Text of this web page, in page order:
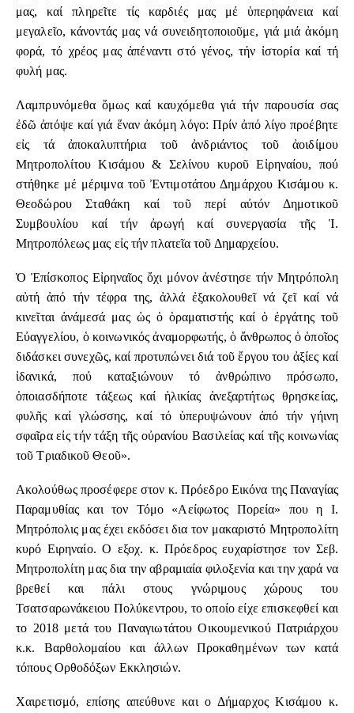
μας, καί πληρεῖτε τίς καρδιές μας μέ ὑπερηφάνεια καί
μεγαλεῖο, κάνοντάς μας νά συνειδητοποιοῦμε, γιά μιά ἀκόμη
φορά, τό χρέος μας ἀπέναντι στό γένος, τήν ἰστορία καί τή
φυλή μας.
Λαμπρυνόμεθα ὅμως καί καυχόμεθα γιά τήν παρουσία σας
ἐδῶ ἀπόψε καί γιά ἕναν ἀκόμη λόγο: Πρίν ἀπό λίγο προέβητε
εἰς τά ἀποκαλυπτήρια τοῦ ἀνδριάντος τοῦ ἀοιδίμου
Μητροπολίτου Κισάμου & Σελίνου κυροῦ Εἰρηναίου, πού
στήθηκε μέ μέριμνα τοῦ Ἐντιμοτάτου Δημάρχου Κισάμου κ.
Θεοδώρου Σταθάκη καί τοῦ περί αὐτόν Δημοτικοῦ
Συμβουλίου καί τήν ἀρωγή καί συνεργασία τῆς Ἱ.
Μητροπόλεως μας εἰς τήν πλατεῖα τοῦ Δημαρχείου.
Ὁ Ἐπίσκοπος Εἰρηναῖος ὄχι μόνον ἀνέστησε τήν Μητρόπολη
αὐτή ἀπό τήν τέφρα της, ἀλλά ἐξακολουθεῖ νά ζεῖ καί νά
κινεῖται ἀνάμεσά μας ὡς ὁ ὁραματιστής καί ὁ ἐργάτης τοῦ
Εὐαγγελίου, ὁ κοινωνικός ἀναμορφωτής, ὁ ἄνθρωπος ὁ ὁποῖος
διδάσκει συνεχῶς, καί προτυπώνει διά τοῦ ἔργου του ἀξίες καί
ἰδανικά, πού καταξιώνουν τό ἀνθρώπινο πρόσωπο,
ὁποιασδήποτε τάξεως καί ἡλικίας ἀνεξαρτήτως θρησκείας,
φυλῆς καί γλώσσης, καί τό ὑπερυψώνουν ἀπό τήν γήινη
σφαῖρα εἰς τήν τάξη τῆς οὐρανίου Βασιλείας καί τῆς κοινωνίας
τοῦ Τριαδικοῦ Θεοῦ».
Ακολούθως προσέφερε στον κ. Πρόεδρο Εικόνα της Παναγίας
Παραμυθίας και τον Τόμο «Αείφωτος Πορεία» που η Ι.
Μητρόπολις μας έχει εκδόσει δια τον μακαριστό Μητροπολίτη
κυρό Ειρηναίο. Ο εξοχ. κ. Πρόεδρος ευχαρίστησε τον Σεβ.
Μητροπολίτη μας δια την αβραμιαία φιλοξενία και την χαρά να
βρεθεί και πάλι στους γνώριμους χώρους του
Τσατσαρωνάκειου Πολύκεντρου, το οποίο είχε επισκεφθεί και
το 2018 μετά του Παναγιωτάτου Οικουμενικού Πατριάρχου
κ.κ. Βαρθολομαίου και άλλων Προκαθημένων των κατά
τόπους Ορθοδόξων Εκκλησιών.
Χαιρετισμό, επίσης απεύθυνε και ο Δήμαρχος Κισάμου κ.